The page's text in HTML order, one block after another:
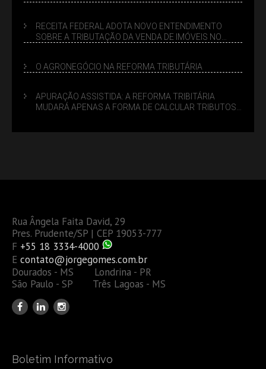
RECEITA FEDERAL ADOTA NOVO ENTENDIMENTO
SOBRE A TRIBUTAÇÃO DA VENDA DE IMÓVEIS NO
O AGRONEGÓCIO NA REFORMA TRIBUTÁRIA
APURAÇÃO ASSISTIDA: A REFORMA TRIBITÁRIA
MUDARÁ APENAS A FORMA DE CALCULAR TRIBUTOS
Rua Ângela Faita David, 29
Pres. Prudente/SP | CEP 19053-777
F +55 18 3334-4000
E contato@jorgegomes.com.br
Dourados - MS Londrina - PR
São Paulo - SP Três Lagoas - MS
Boletim Informativo